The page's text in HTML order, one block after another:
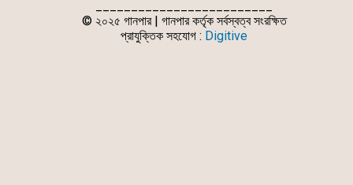
© ২০২৫ গানপার | গানপার কর্তৃক সর্বস্বত্ব সংরক্ষিত
প্রাযুক্তিক সহযোগ : Digitive